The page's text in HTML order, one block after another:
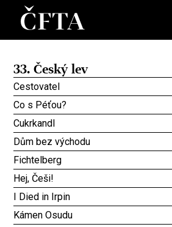
33. Český lev
Cestovatel
Co s Péťou?
Cukrkandl
Dům bez východu
Fichtelberg
Hej, Češi!
I Died in Irpin
Kámen Osudu